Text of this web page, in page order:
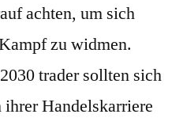
achten, um sich
zu widmen.
trader sollten sich
Handelskarriere